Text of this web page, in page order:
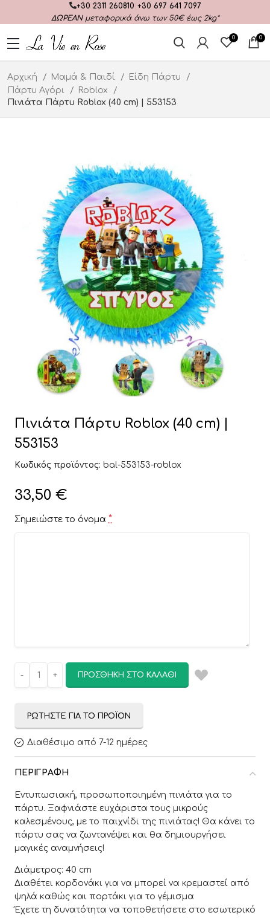
+30 2311 260810 +30 697 641 7097
ΔΩΡΕΑΝμεταφορικά άνω των 50€ έως 2kg*
0 0
Αρχική Μαμά & Παιδί
Είδη Πάρτυ
Πάρτυ Αγόρι
Roblox
Πινιάτα Πάρτυ Roblox (40 cm) | 553153
Πινιάτα Πάρτυ Roblox (40 cm) |
553153
Κωδικός προϊόντος: bal-553153-roblox
33,50 €
Σημειώστε το όνομα *
ΠΡΟΣΘΉΚΗ ΣΤΟ ΚΑΛΆΘΙ
ΡΩΤΉΣΤΕ ΓΙΑ ΤΟ ΠΡΟΪΌΝ
Διαθέσιμο από 7-12 ημέρες
ΠΕΡΙΓΡΑΦΉ
Εντυπωσιακή, προσωποποιημένη πινιάτα για το
πάρτυ. Ξαφνιάστε ευχάριστα τους μικρούς
καλεσμένους, με το παιχνίδι της πινιάτας! Θα κάνει το
πάρτυ σας να ζωντανέψει και θα δημιουργήσει
μαγικές αναμνήσεις!
Διάμετρος: 40 cm
Διαθέτει κορδονάκι για να μπορεί να κρεμαστεί από
ψηλά καθώς και πορτάκι για το γέμισμα
Έχετε τη δυνατότητα να τοποθετήσετε στο εσωτερικό